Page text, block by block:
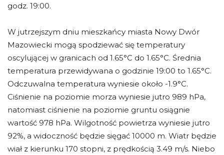
godz. 19:00.
W jutrzejszym dniu mieszkańcy miasta Nowy Dwór
Mazowiecki mogą spodziewać się temperatury
oscylującej w granicach od 1.65°C do 1.65°C. Średnia
temperatura przewidywana o godzinie 19:00 to 1.65°C.
Odczuwalna temperatura wyniesie około -1.9°C.
Ciśnienie na poziomie morza wyniesie jutro 989 hPa,
natomiast ciśnienie na poziomie gruntu osiągnie
wartość 978 hPa. Wilgotność powietrza wyniesie jutro
92%, a widoczność będzie sięgać 10000 m. Wiatr będzie
wiał z kierunku 170 stopni, z prędkością 3.49 m/s. Niebo